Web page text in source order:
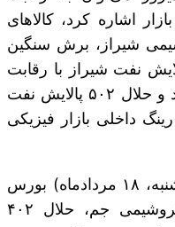
اشاره کرد، کالاهای
پتروشیمی شیراز، برش سنگین
شازند و حلال ۴۰۲ پالایش نفت شیراز با رقابت
شدید خریداران به معامله رسیدند و حلال ۵۰۲ پالایش نفت
داخلی بازار فیزیکی
در جلسه معاملاتی امروز (چهارشنبه، ۱۸ مردادماه) بورس
انرژی، کالاهای برش سنگین پتروشیمی جم، حلال ۴۰۲